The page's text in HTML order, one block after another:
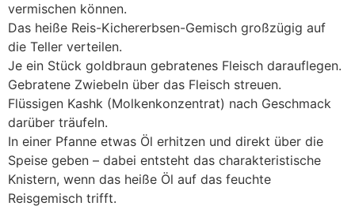
vermischen können.
Das heiße Reis-Kichererbsen-Gemisch großzügig auf
die Teller verteilen.
Je ein Stück goldbraun gebratenes Fleisch darauflegen.
Gebratene Zwiebeln über das Fleisch streuen.
Flüssigen Kashk (Molkenkonzentrat) nach Geschmack
darüber träufeln.
In einer Pfanne etwas Öl erhitzen und direkt über die
Speise geben – dabei entsteht das charakteristische
Knistern, wenn das heiße Öl auf das feuchte
Reisgemisch trifft.